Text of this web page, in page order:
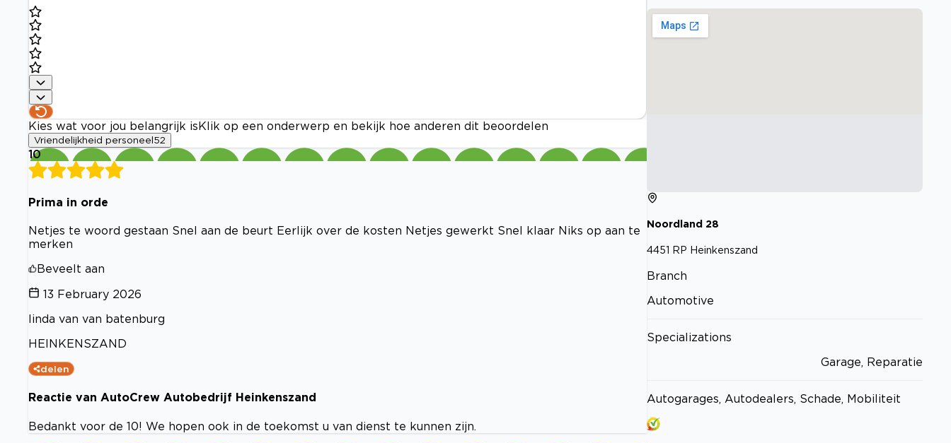
Kies wat voor jou belangrijk is Klik op een onderwerp en bekijk hoe anderen dit beoordelen
Vriendelijkheid personeel 52
10
Prima in orde
Netjes te woord gestaan Snel aan de beurt Eerlijk over de kosten Netjes gewerkt Snel klaar Niks op aan te
merken
Beveelt aan
13 February 2026
linda van van batenburg
HEINKENSZAND
delen
Reactie van AutoCrew Autobedrijf Heinkenszand
Bedankt voor de 10! We hopen ook in de toekomst u van dienst te kunnen zijn.
Noordland 28
4451 RP Heinkenszand
Branch
Automotive
Specializations
Garage, Reparatie
Autogarages, Autodealers, Schade, Mobiliteit